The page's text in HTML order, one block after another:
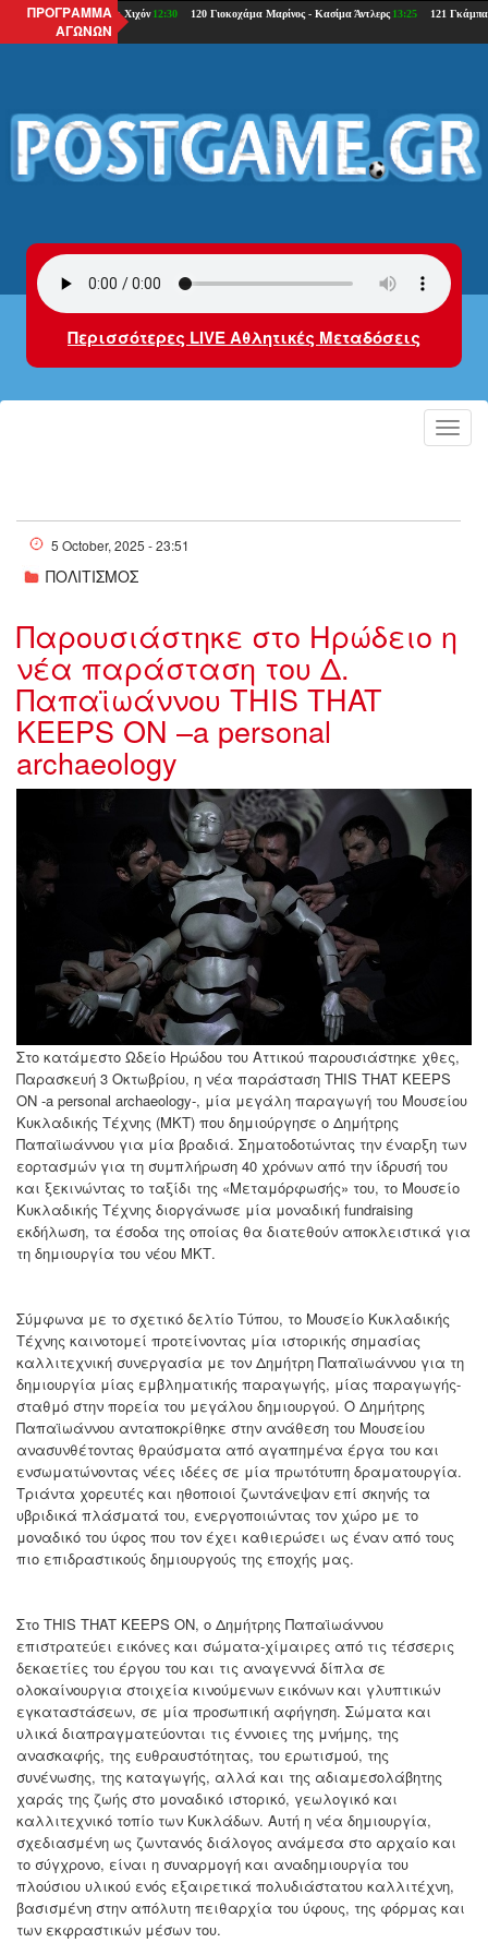
ΠΡΟΓΡΑΜΜΑ
ΑΓΩΝΩΝ
Περισσότερες LIVE Αθλητικές Μεταδόσεις
5 October, 2025 - 23:51
ΠΟΛΙΤΙΣΜΟΣ
Παρουσιάστηκε στο Ηρώδειο η
νέα παράσταση του Δ.
Παπαϊωάννου THIS THAT
KEEPS ON –a personal
archaeology
w04-15085911.jpg
Στο κατάμεστο Ωδείο Ηρώδου του Αττικού παρουσιάστηκε χθες,
Παρασκευή 3 Οκτωβρίου, η νέα παράσταση THIS THAT KEEPS
ON -a personal archaeology-, μία μεγάλη παραγωγή του Μουσείου
Κυκλαδικής Τέχνης (ΜΚΤ) που δημιούργησε ο Δημήτρης
Παπαϊωάννου για μία βραδιά. Σηματοδοτώντας την έναρξη των
εορτασμών για τη συμπλήρωση 40 χρόνων από την ίδρυσή του
και ξεκινώντας το ταξίδι της «Μεταμόρφωσής» του, το Μουσείο
Κυκλαδικής Τέχνης διοργάνωσε μία μοναδική fundraising
εκδήλωση, τα έσοδα της οποίας θα διατεθούν αποκλειστικά για
τη δημιουργία του νέου ΜΚΤ.
Σύμφωνα με το σχετικό δελτίο Τύπου, το Μουσείο Κυκλαδικής
Τέχνης καινοτομεί προτείνοντας μία ιστορικής σημασίας
καλλιτεχνική συνεργασία με τον Δημήτρη Παπαϊωάννου για τη
δημιουργία μίας εμβληματικής παραγωγής, μίας παραγωγής-
σταθμό στην πορεία του μεγάλου δημιουργού. Ο Δημήτρης
Παπαϊωάννου ανταποκρίθηκε στην ανάθεση του Μουσείου
ανασυνθέτοντας θραύσματα από αγαπημένα έργα του και
ενσωματώνοντας νέες ιδέες σε μία πρωτότυπη δραματουργία.
Τριάντα χορευτές και ηθοποιοί ζωντάνεψαν επί σκηνής τα
υβριδικά πλάσματά του, ενεργοποιώντας τον χώρο με το
μοναδικό του ύφος που τον έχει καθιερώσει ως έναν από τους
πιο επιδραστικούς δημιουργούς της εποχής μας.
Στο THIS THAT KEEPS ON, ο Δημήτρης Παπαϊωάννου
επιστρατεύει εικόνες και σώματα-χίμαιρες από τις τέσσερις
δεκαετίες του έργου του και τις αναγεννά δίπλα σε
ολοκαίνουργια στοιχεία κινούμενων εικόνων και γλυπτικών
εγκαταστάσεων, σε μία προσωπική αφήγηση. Σώματα και
υλικά διαπραγματεύονται τις έννοιες της μνήμης, της
ανασκαφής, της ευθραυστότητας, του ερωτισμού, της
συνένωσης, της καταγωγής, αλλά και της αδιαμεσολάβητης
χαράς της ζωής στο μοναδικό ιστορικό, γεωλογικό και
καλλιτεχνικό τοπίο των Κυκλάδων. Αυτή η νέα δημιουργία,
σχεδιασμένη ως ζωντανός διάλογος ανάμεσα στο αρχαίο και
το σύγχρονο, είναι η συναρμογή και αναδημιουργία του
πλούσιου υλικού ενός εξαιρετικά πολυδιάστατου καλλιτέχνη,
βασισμένη στην απόλυτη πειθαρχία του ύφους, της φόρμας και
των εκφραστικών μέσων του.